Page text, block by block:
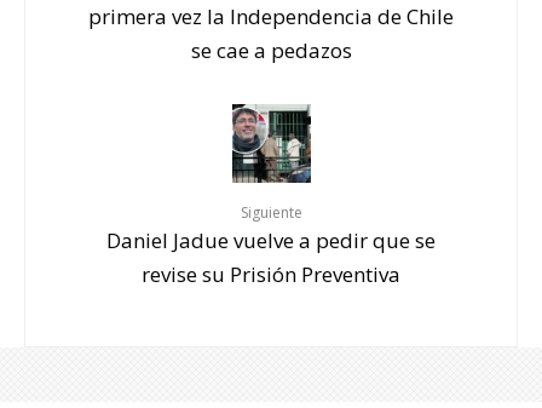
primera vez la Independencia de Chile
se cae a pedazos
Siguiente
Daniel Jadue vuelve a pedir que se
revise su Prisión Preventiva